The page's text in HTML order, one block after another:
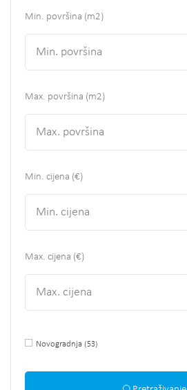
Min. površina (m2)
Max. površina (m2)
Min. cijena (€)
Max. cijena (€)
Novogradnja (53)